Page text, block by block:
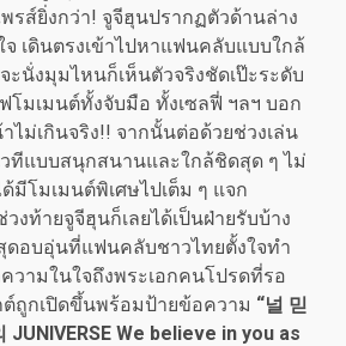
พรส์ยิ่งกว่า! จูจีฮุนปรากฏตัวด้านล่าง
จ เดินตรงเข้าไปหาแฟนคลับแบบใกล้
นั่งมุมไหนก็เห็นตัวจริงชัดเป๊ะระดับ
โมเมนต์ทั้งจับมือ ทั้งเซลฟี่ ฯลฯ บอก
ไม่เกินจริง!! จากนั้นต่อด้วยช่วงเล่น
ทีแบบสนุกสนานและใกล้ชิดสุด ๆ ไม่
มีโมเมนต์พิเศษไปเต็ม ๆ แจก
งท้ายจูจีฮุนก็เลยได้เป็นฝ่ายรับบ้าง
สุดอบอุ่นที่แฟนคลับชาวไทยตั้งใจทำ
วามในใจถึงพระเอกคนโปรดที่รอ
ถูกเปิดขึ้นพร้อมป้ายข้อความ “널 믿
JUNIVERSE We believe in you as